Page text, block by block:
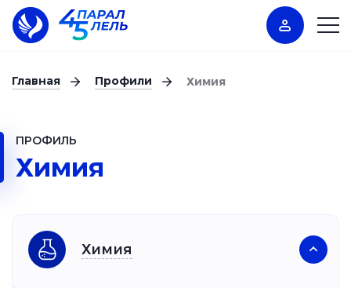
Главная Профили Химия
ПРОФИЛЬ
Химия
Химия